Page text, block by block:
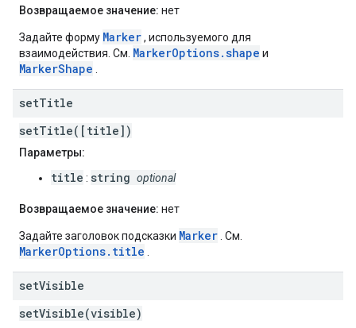
Возвращаемое значение: нет
Задайте форму Marker, используемого для
взаимодействия. См. MarkerOptions.shape и
MarkerShape
setTitle
setTitle([title])
Параметры:
title : string optional
Возвращаемое значение: нет
Задайте заголовок подсказки Marker . См.
MarkerOptions.title
setVisible
setVisible(visible)